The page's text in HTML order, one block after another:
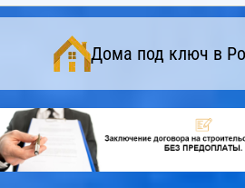
Дома под ключ в